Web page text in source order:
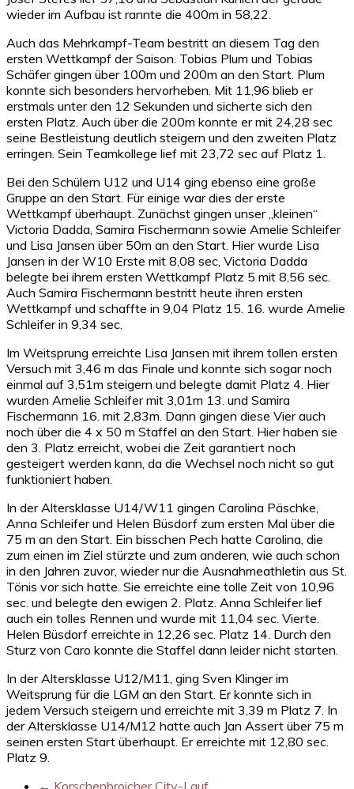
wieder im Aufbau ist rannte die 400m in 58,22.
Auch das Mehrkampf-Team bestritt an diesem Tag den
ersten Wettkampf der Saison. Tobias Plum und Tobias
Schäfer gingen über 100m und 200m an den Start. Plum
konnte sich besonders hervorheben. Mit 11,96 blieb er
erstmals unter den 12 Sekunden und sicherte sich den
ersten Platz. Auch über die 200m konnte er mit 24,28 sec
seine Bestleistung deutlich steigern und den zweiten Platz
erringen. Sein Teamkollege lief mit 23,72 sec auf Platz 1.
Bei den Schülern U12 und U14 ging ebenso eine große
Gruppe an den Start. Für einige war dies der erste
Wettkampf überhaupt. Zunächst gingen unser „kleinen“
Victoria Dadda, Samira Fischermann sowie Amelie Schleifer
und Lisa Jansen über 50m an den Start. Hier wurde Lisa
Jansen in der W10 Erste mit 8,08 sec, Victoria Dadda
belegte bei ihrem ersten Wettkampf Platz 5 mit 8,56 sec.
Auch Samira Fischermann bestritt heute ihren ersten
Wettkampf und schaffte in 9,04 Platz 15. 16. wurde Amelie
Schleifer in 9,34 sec.
Im Weitsprung erreichte Lisa Jansen mit ihrem tollen ersten
Versuch mit 3,46 m das Finale und konnte sich sogar noch
einmal auf 3,51m steigern und belegte damit Platz 4. Hier
wurden Amelie Schleifer mit 3,01m 13. und Samira
Fischermann 16. mit 2,83m. Dann gingen diese Vier auch
noch über die 4 x 50 m Staffel an den Start. Hier haben sie
den 3. Platz erreicht, wobei die Zeit garantiert noch
gesteigert werden kann, da die Wechsel noch nicht so gut
funktioniert haben.
In der Altersklasse U14/W11 gingen Carolina Päschke,
Anna Schleifer und Helen Büsdorf zum ersten Mal über die
75 m an den Start. Ein bisschen Pech hatte Carolina, die
zum einen im Ziel stürzte und zum anderen, wie auch schon
in den Jahren zuvor, wieder nur die Ausnahmeathletin aus St.
Tönis vor sich hatte. Sie erreichte eine tolle Zeit von 10,96
sec. und belegte den ewigen 2. Platz. Anna Schleifer lief
auch ein tolles Rennen und wurde mit 11,04 sec. Vierte.
Helen Büsdorf erreichte in 12,26 sec. Platz 14. Durch den
Sturz von Caro konnte die Staffel dann leider nicht starten.
In der Altersklasse U12/M11, ging Sven Klinger im
Weitsprung für die LGM an den Start. Er konnte sich in
jedem Versuch steigern und erreichte mit 3,39 m Platz 7. In
der Altersklasse U14/M12 hatte auch Jan Assert über 75 m
seinen ersten Start überhaupt. Er erreichte mit 12,80 sec.
Platz 9.
← Korschenbroicher City-Lauf